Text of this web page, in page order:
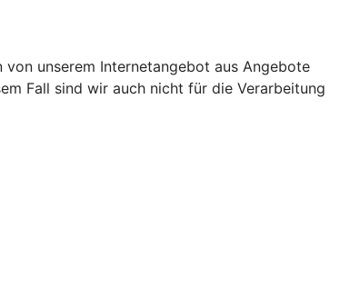
unserem Internetangebot aus Angebote
Fall sind wir auch nicht für die Verarbeitung